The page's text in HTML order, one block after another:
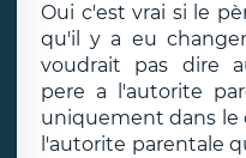
Oui c'est vrai si le
qu'il y a eu
voudrait pas dire
pere a l'autorite
uniquement dans le
l'autorite parentale